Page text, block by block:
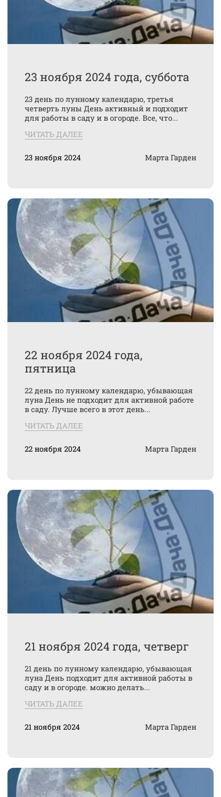
23 ноября 2024 года, суббота
23 день по лунному календарю, третья
четверть луны День активный и подходит
для работы в саду и в огороде. Все, что...
ЧИТАТЬ ДАЛЕЕ
23 ноября 2024 Марта Гарден
22 ноября 2024 года,
пятница
22 день по лунному календарю, убывающая
луна День не подходит для активной работе
в саду. Лучше всего в этот день...
ЧИТАТЬ ДАЛЕЕ
22 ноября 2024 Марта Гарден
21 ноября 2024 года, четверг
21 день по лунному календарю, убывающая
луна День подходит для активной работы в
саду и в огороде. можно делать...
ЧИТАТЬ ДАЛЕЕ
21 ноября 2024 Марта Гарден